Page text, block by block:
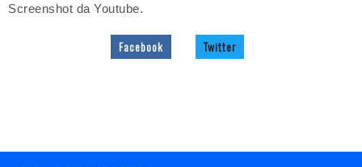
Screenshot da Youtube.
Facebook Twitter